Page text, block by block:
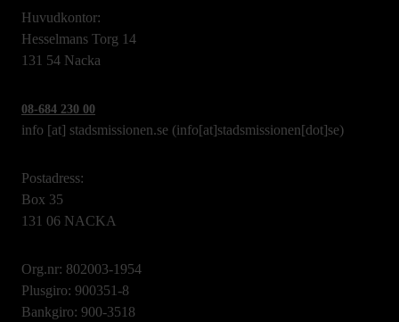
Huvudkontor:
Hesselmans Torg 14
131 54 Nacka
08-684 230 00
info [at] stadsmissionen.se (info[at]stadsmissionen[dot]se)
Postadress:
Box 35
131 06 NACKA
Org.nr: 802003-1954
Plusgiro: 900351-8
Bankgiro: 900-3518